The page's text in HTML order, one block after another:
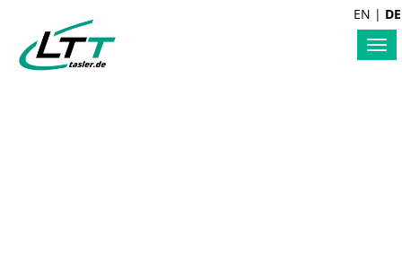
| DE
EN